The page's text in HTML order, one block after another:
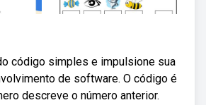
código simples e impulsione sua
de software. O código é
descreve o número anterior.